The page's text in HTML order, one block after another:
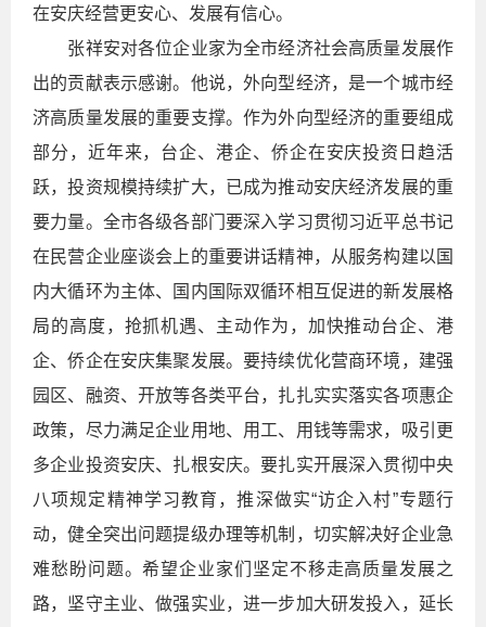
在安庆经营更安心、发展有信心。
张祥安对各位企业家为全市经济社会高质量发展作
出的贡献表示感谢。他说，外向型经济，是一个城市经
济高质量发展的重要支撑。作为外向型经济的重要组成
部分，近年来，台企、港企、侨企在安庆投资日趋活
跃，投资规模持续扩大，已成为推动安庆经济发展的重
要力量。全市各级各部门要深入学习贯彻习近平总书记
在民营企业座谈会上的重要讲话精神，从服务构建以国
内大循环为主体、国内国际双循环相互促进的新发展格
局的高度，抢抓机遇、主动作为，加快推动台企、港
企、侨企在安庆集聚发展。要持续优化营商环境，建强
园区、融资、开放等各类平台，扎扎实实落实各项惠企
政策，尽力满足企业用地、用工、用钱等需求，吸引更
多企业投资安庆、扎根安庆。要扎实开展深入贯彻中央
八项规定精神学习教育，推深做实“访企入村”专题行
动，健全突出问题提级办理等机制，切实解决好企业急
难愁盼问题。希望企业家们坚定不移走高质量发展之
路，坚守主业、做强实业，进一步加大研发投入，延长